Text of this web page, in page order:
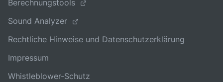
Berechnungstools
Sound Analyzer
Rechtliche Hinweise und Datenschutzerklärung
Impressum
Whistleblower-Schutz